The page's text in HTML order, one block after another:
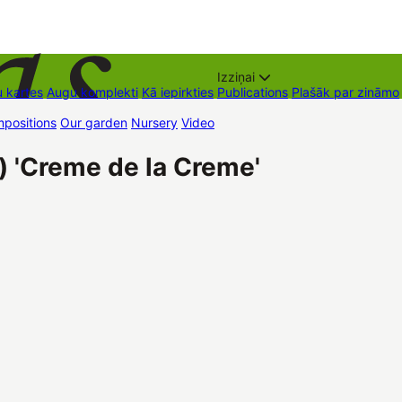
kartes Augu komplekti Kā iepirkties
Izziņai
Publications Plašāk par zināmo
Our garden Nursery Video
'Creme de la Creme'